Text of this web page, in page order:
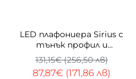
LED плафониера Sirius с
тънък профил и
светлинен пръстен | 3-
CCT | 48W
87,87€ (171,86 лв)
131,15€ (256,50 лв)